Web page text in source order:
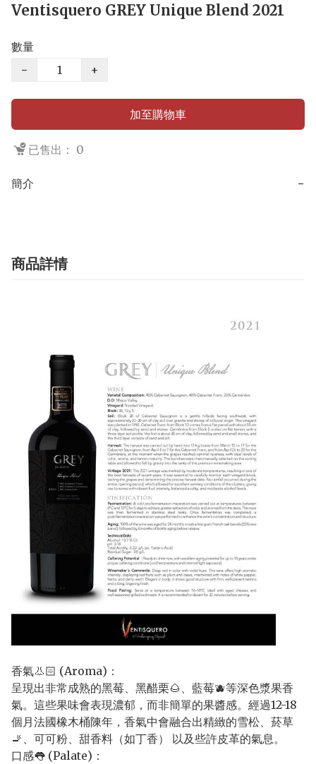
Ventisquero GREY Unique Blend 2021
數量
−
+
加至購物車
已售出： 0
簡介 −
商品詳情
香氣👃🏻 (Aroma)：
呈現出非常成熟的黑莓、黑醋栗🌰、藍莓🫐等深色漿果香
氣。這些果味會表現濃郁，而非簡單的果醬感。經過12-18
個月法國橡木桶陳年，香氣中會融合出精緻的雪松、菸草
🚬、可可粉、甜香料（如丁香） 以及些許皮革的氣息。
口感👅 (Palate)：